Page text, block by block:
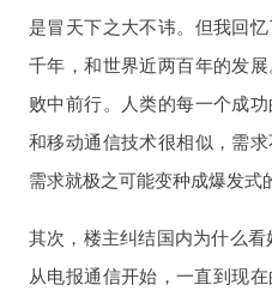
是冒天下之大不讳。但我回
千年，和世界近两百年的发
败中前行。人类的每一个成
和移动通信技术很相似，需
需求就极之可能变种成爆发式
其次，楼主纠结国内为什么
从电报通信开始，一直到现